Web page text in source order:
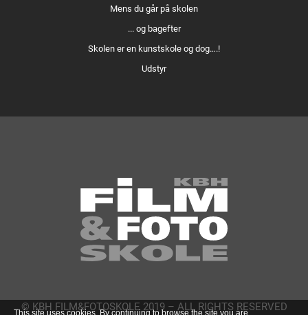
Mens du går på skolen
... og bagefter
Skolen er en kunstskole og dog….!
Udstyr
© KBH FILM&FOTOSKOLE 2019 – ALL RIGHTS RESERVED
This site uses cookies. By continuing to browse the site you are